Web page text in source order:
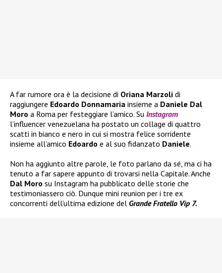
A far rumore ora è la decisione di Oriana Marzoli di
raggiungere Edoardo Donnamaria insieme a Daniele Dal
Moro a Roma per festeggiare l’amico. Su Instagram
l’influencer venezuelana ha postato un collage di quattro
scatti in bianco e nero in cui si mostra felice sorridente
insieme all’amico Edoardo e al suo fidanzato Daniele.
Non ha aggiunto altre parole, le foto parlano da sé, ma ci ha
tenuto a far sapere appunto di trovarsi nella Capitale. Anche
Dal Moro su Instagram ha pubblicato delle storie che
testimoniassero ciò. Dunque mini reunion per i tre ex
concorrenti dell’ultima edizione del Grande Fratello Vip 7.